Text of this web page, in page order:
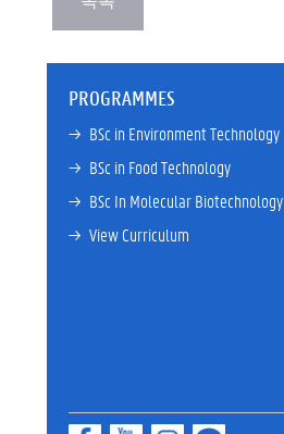
PROGRAMMES
→ BSc in Environment Technology
→ BSc in Food Technology
→ BSc In Molecular Biotechnology
→ View Curriculum